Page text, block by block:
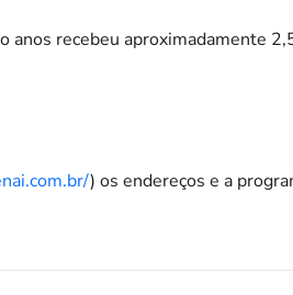
anos recebeu aproximadamente
) os endereços e a